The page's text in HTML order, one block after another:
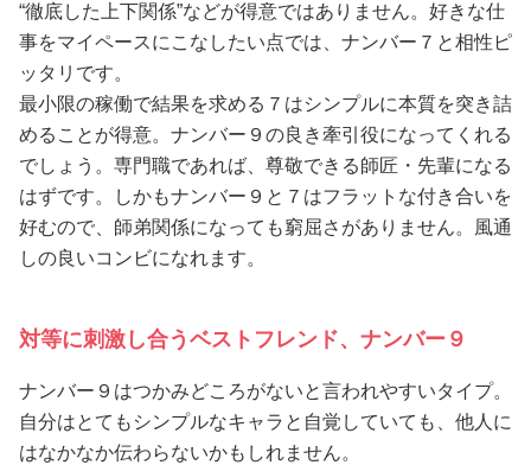
“徹底した上下関係”などが得意ではありません。好きな仕
事をマイペースにこなしたい点では、ナンバー７と相性ピ
ッタリです。
最小限の稼働で結果を求める７はシンプルに本質を突き詰
めることが得意。ナンバー９の良き牽引役になってくれる
でしょう。専門職であれば、尊敬できる師匠・先輩になる
はずです。しかもナンバー９と７はフラットな付き合いを
好むので、師弟関係になっても窮屈さがありません。風通
しの良いコンビになれます。
対等に刺激し合うベストフレンド、ナンバー９
ナンバー９はつかみどころがないと言われやすいタイプ。
自分はとてもシンプルなキャラと自覚していても、他人に
はなかなか伝わらないかもしれません。